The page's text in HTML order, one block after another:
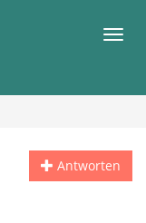
Antworten